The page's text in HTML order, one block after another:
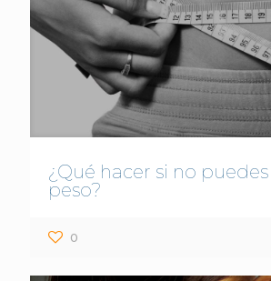
¿Qué hacer si no
peso?
0